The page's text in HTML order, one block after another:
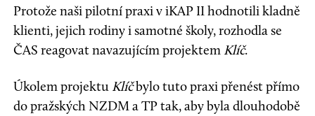
Protože naši pilotní praxi v iKAP II hodnotili kladně
klienti, jejich rodiny i samotné školy, rozhodla se
ČAS reagovat navazujícím projektem Klíč.
Úkolem projektu Klíčbylo tuto praxi přenést přímo
do pražských NZDM a TP tak, aby byla dlouhodobě